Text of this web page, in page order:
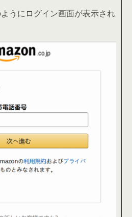
うにログイン画面が表示され